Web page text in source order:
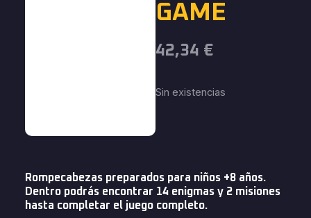
GAME
42,34 €
Sin existencias
Rompecabezas preparados para niños +8 años.
Dentro podrás encontrar 14 enigmas y 2 misiones
hasta completar el juego completo.